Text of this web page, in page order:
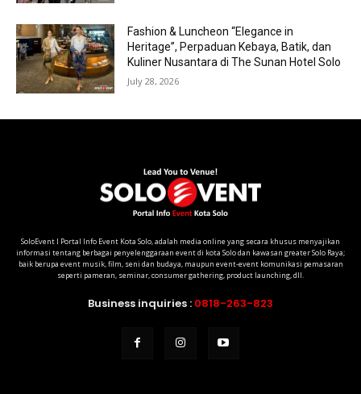
Fashion & Luncheon “Elegance in
Heritage”, Perpaduan Kebaya, Batik, dan
Kuliner Nusantara di The Sunan Hotel Solo
July 28, 2026
SoloEvent I Portal Info Event Kota Solo, adalah media online yang secara khusus menyajikan
informasi tentang berbagai penyelenggaraan event di kota Solo dan kawasan greater Solo Raya;
baik berupa event musik, film, seni dan budaya, maupun event-event komunikasi pemasaran
seperti pameran, seminar, consumer gathering, product launching, dll.
Business inquiries : 0818-263-823